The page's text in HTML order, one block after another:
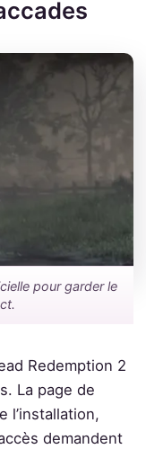
pour garder le
Redemption 2
La page de
l’installation,
demandent